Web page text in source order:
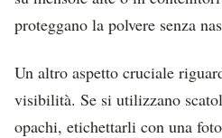
proteggano la polvere senza
Un altro aspetto cruciale
visibilità. Se si utilizzano
opachi, etichettarli con una